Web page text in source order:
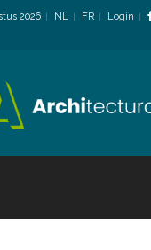
2026 NL FR
Login